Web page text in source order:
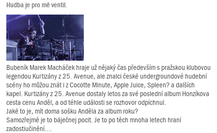
Hudba je pro mě ventil.
Bubeník Marek Macháček hraje už nějaký čas především s pražskou klubovou
legendou Kurtizány z 25. Avenue, ale znalci české undergroundové hudební
scény ho můžou znát i z Cocotte Minute, Apple Juice, Spleen? a dalších
kapel. Kurtizány z 25. Avenue dostaly letos za své poslední album Honzíkova
cesta cenu Anděl, a od téhle události se rozhovor odpíchnul.
Jaké to je, mít doma sošku Anděla za album roku?
Samozřejmě je to báječnej pocit. Je to po těch mnoha letech hraní
zadostiučinění....